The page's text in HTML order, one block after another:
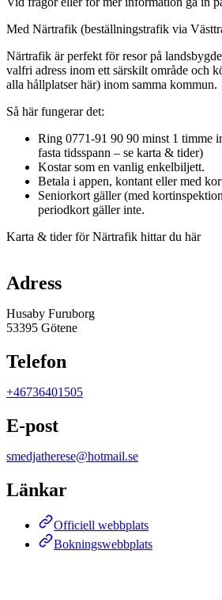
Med Närtrafik (beställningstrafik via
Närtrafik är perfekt för resor på
valfri adress inom ett särskilt område och
alla hållplatser här) inom samma kommun.
Så här fungerar det:
Ring 0771-91 90 90 minst 1 timme
fasta tidsspann – se karta & tider)
Kostar som en vanlig enkelbiljett.
Betala i appen, kontant eller med
Seniorkort gäller (med
periodkort gäller inte.
Karta & tider för Närtrafik hittar du här
Adress
Husaby Furuborg
53395 Götene
Telefon
+46736401505
E-post
smedjatherese@hotmail.se
Länkar
Officiell webbplats
Bokningswebbplats